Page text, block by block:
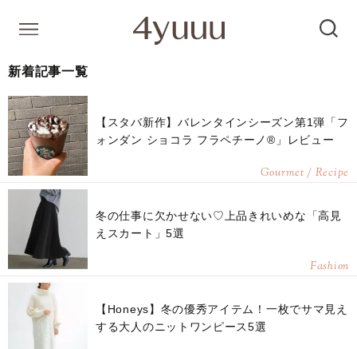
新着記事一覧
【スタバ新作】バレンタインシーズン第1弾「フ
ォンダン ショコラ フラペチーノ®」レビュー
Gourmet / Recipe
冬の仕事に欠かせない♡上品きれいめな「高見
えスカート」5選
Fashion
【Honeys】冬の優秀アイテム！一枚でサマ見え
する大人のニットワンピース5選